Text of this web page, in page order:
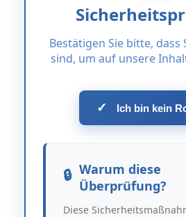
Bestätigen Sie bitte, dass
sind, um auf unsere
✓ Ich bin kein
Warum diese
Überprüfung?
Diese